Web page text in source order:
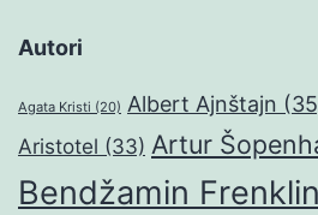
Autori
Agata Kristi (20) Albert Ajnštajn
Aristotel (33) Artur
Bendžamin Frenklin